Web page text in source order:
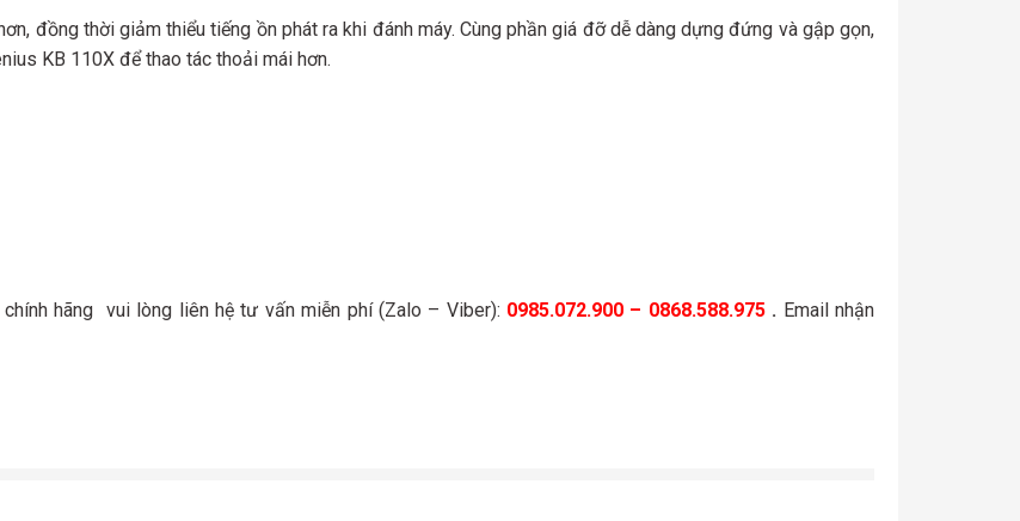
đồng thời giảm thiểu tiếng ồn phát ra khi đánh máy. Cùng phần giá đỡ dễ dàng dựng đứng và gập gọn,
KB 110X để thao tác thoải mái hơn.
hãng vui lòng liên hệ tư vấn miễn phí (Zalo – Viber): 0985.072.900 – 0868.588.975. Email nhận